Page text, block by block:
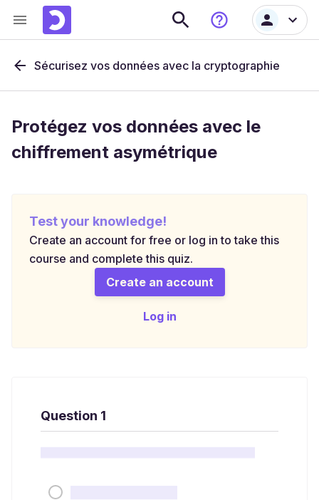
Sécurisez vos données avec la cryptographie
Protégez vos données avec le
chiffrement asymétrique
Test your knowledge!
Create an account for free or log in to take this
course and complete this quiz.
Create an account
Log in
Question 1